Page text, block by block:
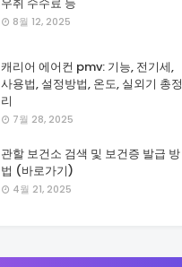
8월 12, 2025
캐리어 에어컨 pmv: 기능, 전기세,
사용법, 설정방법, 온도, 실외기 총정
리
7월 28, 2025
관할 보건소 검색 및 보건증 발급 방
법 (바로가기)
4월 21, 2025